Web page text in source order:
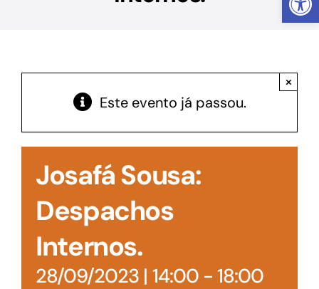
Acesso à Informação
Este evento já passou.
×
Josafá Sousa:
Despachos
Internos.
28/09/2023 | 14:00- 18:00